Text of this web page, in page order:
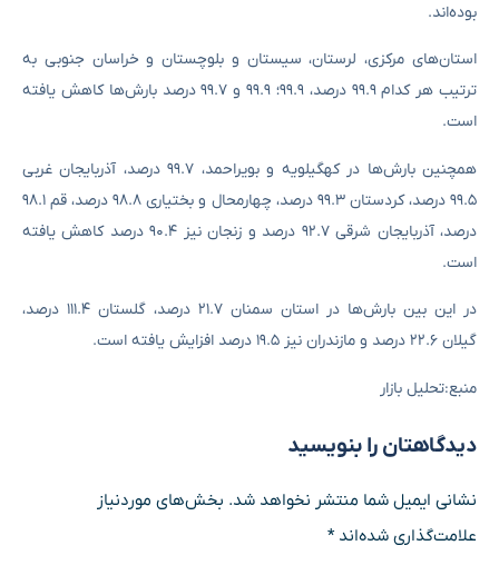
بوده‌اند.
استان‌های مرکزی، لرستان، سیستان و بلوچستان و خراسان جنوبی به
ترتیب هر کدام ۹۹.۹ درصد، ۹۹.۹؛ ۹۹.۹ و ۹۹.۷ درصد بارش‌ها کاهش یافته
است.
همچنین بارش‌ها در کهگیلویه و بویراحمد، ۹۹.۷ درصد، آذربایجان غربی
۹۹.۵ درصد، کردستان ۹۹.۳ درصد، چهارمحال و بختیاری ۹۸.۸ درصد، قم ۹۸.۱
درصد، آذربایجان شرقی ۹۲.۷ درصد و زنجان نیز ۹۰.۴ درصد کاهش یافته
است.
در این بین بارش‌ها در استان سمنان ۲۱.۷ درصد، گلستان ۱۱۱.۴ درصد،
گیلان ۲۲.۶ درصد و مازندران نیز ۱۹.۵ درصد افزایش یافته است.
منبع:تحلیل بازار
دیدگاهتان را بنویسید
نشانی ایمیل شما منتشر نخواهد شد. بخش‌های موردنیاز
علامت‌گذاری شده‌اند*